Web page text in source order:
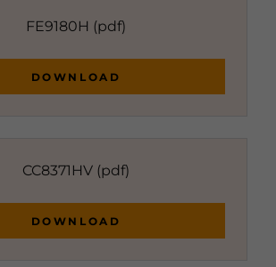
FE9180H (pdf)
DOWNLOAD
CC8371HV (pdf)
DOWNLOAD